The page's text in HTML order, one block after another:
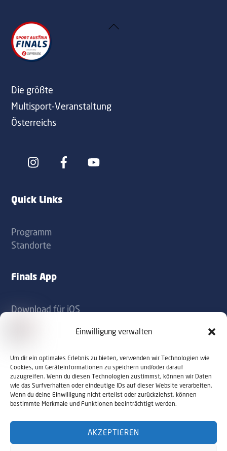
Einwilligung verwalten
Um dir ein optimales Erlebnis zu bieten, verwenden wir Technologien wie
Cookies, um Geräteinformationen zu speichern und/oder darauf
zuzugreifen. Wenn du diesen Technologien zustimmst, können wir Daten
wie das Surfverhalten oder eindeutige IDs auf dieser Website verarbeiten.
Wenn du deine Einwilligung nicht erteilst oder zurückziehst, können
bestimmte Merkmale und Funktionen beeinträchtigt werden.
AKZEPTIEREN
Back
Die größte
Multisport-Veranstaltung
Österreichs
Icon
Icon
Quick Links
Programm
Standorte
Finals App
Download für iOS
Kontakt
office@sportaustriafinals.at
+43 1 504 44 55
© 2026 Sport Austria Finals. Alle Rechte